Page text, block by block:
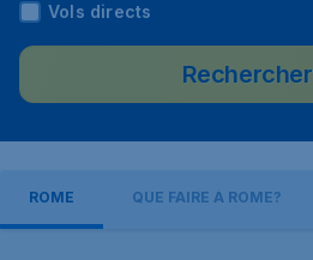
Vols directs
Rechercher
ROME QUE FAIRE À ROME?